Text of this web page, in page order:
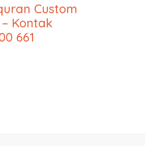
Custom
Kontak
661